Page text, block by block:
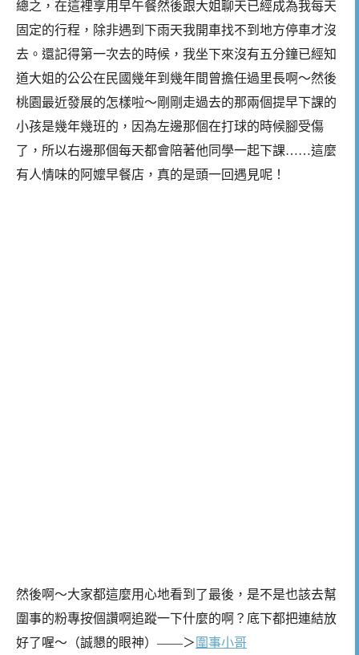
總之，在這裡享用早午餐然後跟大姐聊天已經成為我每天
固定的行程，除非遇到下雨天我開車找不到地方停車才沒
去。還記得第一次去的時候，我坐下來沒有五分鐘已經知
道大姐的公公在民國幾年到幾年間曾擔任過里長啊～然後
桃園最近發展的怎樣啦～剛剛走過去的那兩個提早下課的
小孩是幾年幾班的，因為左邊那個在打球的時候腳受傷
了，所以右邊那個每天都會陪著他同學一起下課……這麼
有人情味的阿嬤早餐店，真的是頭一回遇見呢！
然後啊～大家都這麼用心地看到了最後，是不是也該去幫
圍事的粉專按個讚啊追蹤一下什麼的啊？底下都把連結放
好了喔～（誠懇的眼神）——＞ 圍事小哥